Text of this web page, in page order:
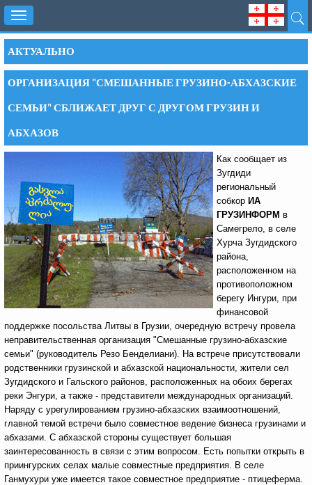
Toggle
navigation
АКТУАЛЬНО
ОРГАНИЗАЦИЯ "СМЕШАННЫЕ ГРУЗИНО-АБХАЗСКИЕ
СЕМЬИ" СБЛИЖАЕТ ДРУГ С ДРУГОМ ГРУЗИН И
АБХАЗОВ
Как сообщает из
Зугдиди
региональный
собкор ИА
ГРУЗИНФОРМ в
Самегрело, в селе
Хурча Зугдидского
района,
расположенном на
противоположном
берегу Ингури, при
финансовой
поддержке посольства Литвы в Грузии, очередную встречу провела
неправительственная организация "Смешанные грузино-абхазские
семьи" (руководитель Резо Бенделиани). На встрече присутствовали
родственники грузинской и абхазской национальности, жители сел
Зугдидского и Гальского районов, расположенных на обоих берегах
реки Энгури, а также - представители международных организаций.
Наряду с урегулированием грузино-абхазских взаимоотношений,
главной темой встречи было совместное ведение бизнеса грузинами и
абхазами. С абхазской стороны существует большая
заинтересованность в связи с этим вопросом. Есть попытки открыть в
приингурских селах малые совместные предприятия. В селе
Ганмухури уже имеется такое совместное предприятие - птицеферма.